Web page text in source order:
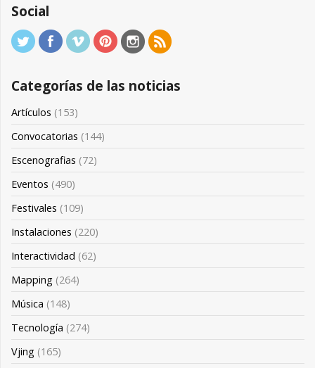
Social
Categorías de las noticias
Artículos (153)
Convocatorias (144)
Escenografias (72)
Eventos (490)
Festivales (109)
Instalaciones (220)
Interactividad (62)
Mapping (264)
Música (148)
Tecnología (274)
Vjing (165)